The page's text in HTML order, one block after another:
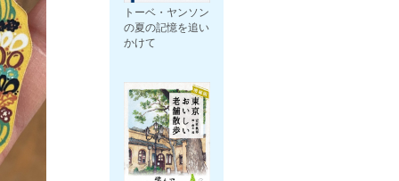
トーベ・ヤンソン
の夏の記憶を追い
かけて